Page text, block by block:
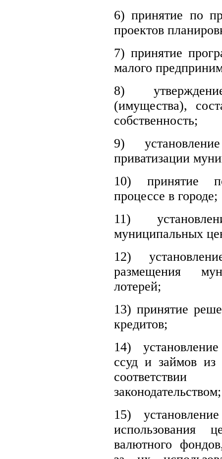
6) принятие по
проектов
7) принятие
малого
8)
(имущества),
собственность;
9)
приватизации
10)
принятие
процессе в городе;
11)
муниципальных
12)
размещения
лотерей;
13) принятие
кредитов;
14)
ссуд и займов из
законодательством;
15)
использования
валютного